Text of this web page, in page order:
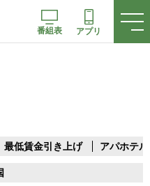
番組表 アプリ
最低賃金引き上げ アパホテル